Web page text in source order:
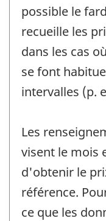
possible le
recueille les
dans les cas
se font
intervalles (p.
Les
visent le mois
d'obtenir le
référence.
ce que les